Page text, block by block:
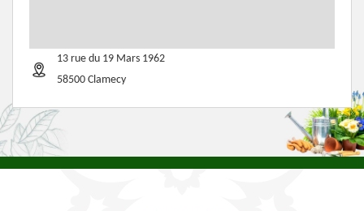
13 rue du 19 Mars 1962
58500 Clamecy